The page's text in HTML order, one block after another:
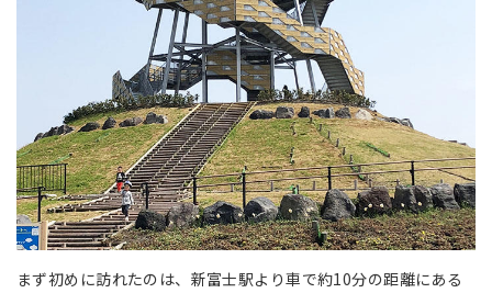
まず初めに訪れたのは、新富士駅より車で約10分の距離にある